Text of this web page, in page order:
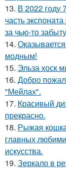
13. В 2022 году
часть
за чью-то
14.
модным!
15. Эльза хоск
16. Добро
"Мейлах".
17. Красивый
прекрасно.
18. Рыжая
главных
искусства.
19. Зеркало в